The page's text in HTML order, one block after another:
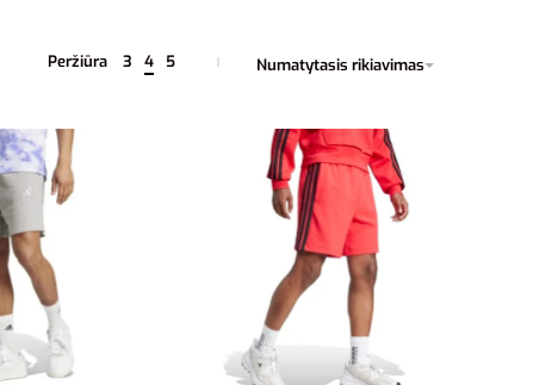
Peržiūra 3 4 5 Numatytasis rikiavimas